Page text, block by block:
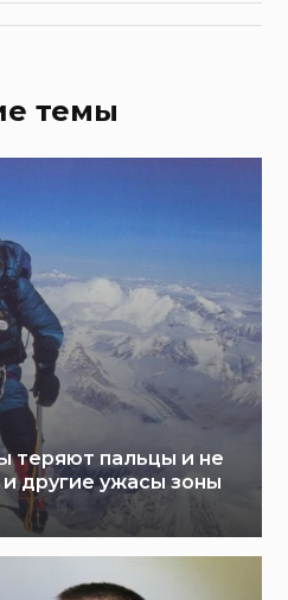
темы
теряют пальцы и не
другие ужасы зоны